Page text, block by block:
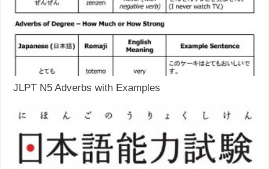
JLPT N5 Adverbs with Examples